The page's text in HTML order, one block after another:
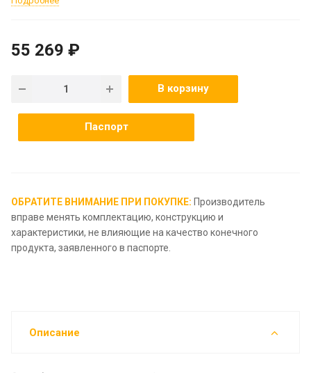
55 269 ₽
В корзину
Паспорт
ОБРАТИТЕ ВНИМАНИЕ ПРИ ПОКУПКЕ: Производитель
вправе менять комплектацию, конструкцию и
характеристики, не влияющие на качество конечного
продукта, заявленного в паспорте.
Описание